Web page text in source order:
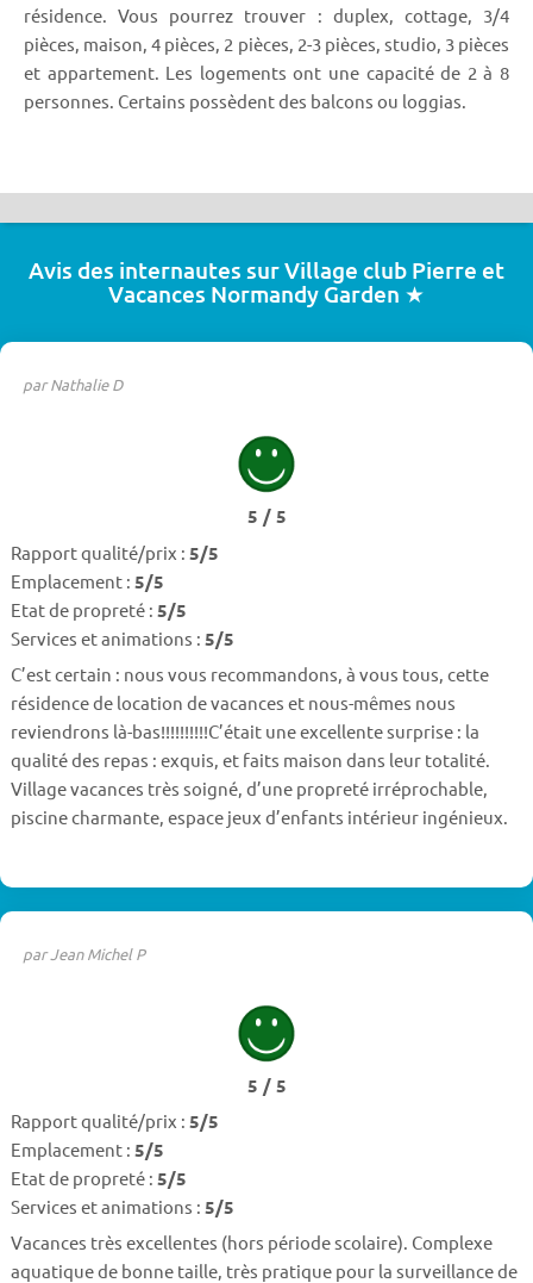
résidence. Vous pourrez trouver : duplex, cottage, 3/4
pièces, maison, 4 pièces, 2 pièces, 2-3 pièces, studio, 3 pièces
et appartement. Les logements ont une capacité de 2 à 8
personnes. Certains possèdent des balcons ou loggias.
Avis des internautes sur Village club Pierre et
Vacances Normandy Garden ★
par Nathalie D
5 / 5
Rapport qualité/prix : 5/5
Emplacement : 5/5
Etat de propreté : 5/5
Services et animations : 5/5
C’est certain : nous vous recommandons, à vous tous, cette
résidence de location de vacances et nous-mêmes nous
reviendrons là-bas!!!!!!!!!!C’était une excellente surprise : la
qualité des repas : exquis, et faits maison dans leur totalité.
Village vacances très soigné, d’une propreté irréprochable,
piscine charmante, espace jeux d’enfants intérieur ingénieux.
par Jean Michel P
5 / 5
Rapport qualité/prix : 5/5
Emplacement : 5/5
Etat de propreté : 5/5
Services et animations : 5/5
Vacances très excellentes (hors période scolaire). Complexe
aquatique de bonne taille, très pratique pour la surveillance de